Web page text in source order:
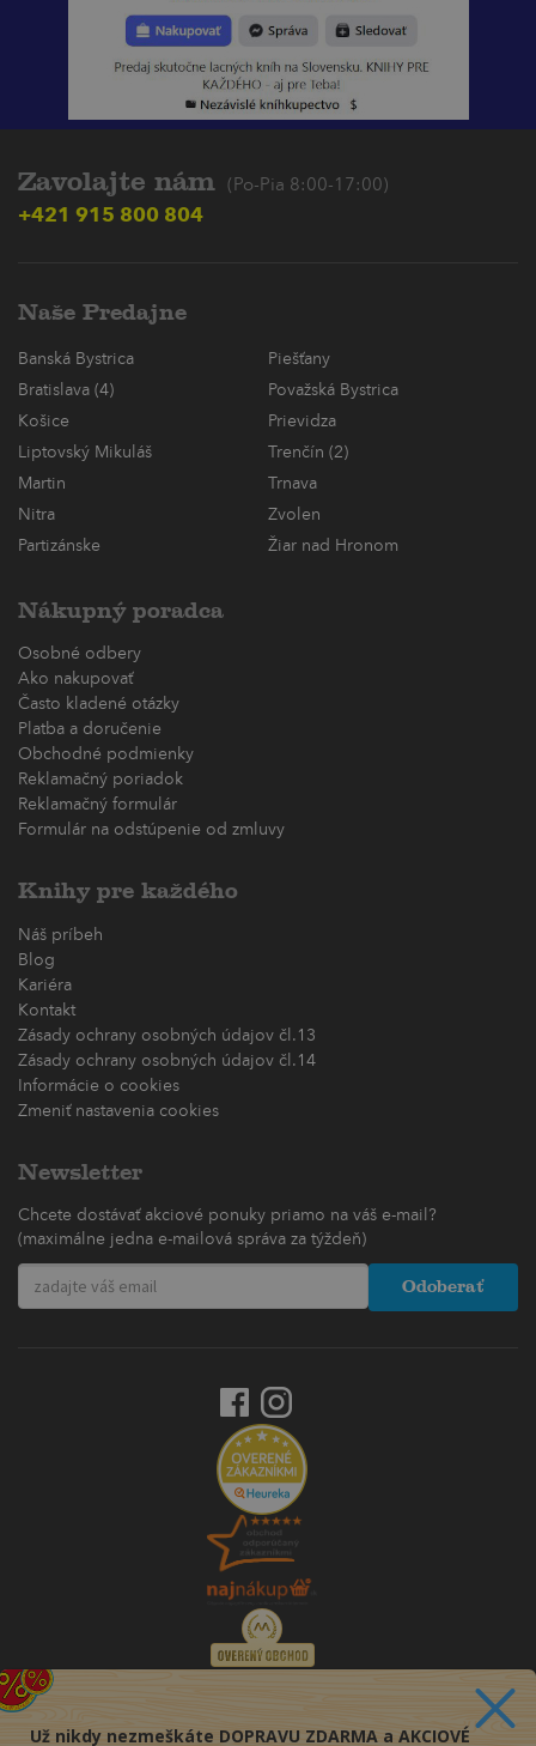
Zavolajte nám (Po-Pia 8:00-17:00)
+421 915 800 804
Naše Predajne
Banská Bystrica
Piešťany
Bratislava (4)
Považská Bystrica
Košice
Prievidza
Liptovský Mikuláš
Trenčín (2)
Martin
Trnava
Nitra
Zvolen
Partizánske
Žiar nad Hronom
Nákupný poradca
Osobné odbery
Ako nakupovať
Často kladené otázky
Platba a doručenie
Obchodné podmienky
Reklamačný poriadok
Reklamačný formulár
Formulár na odstúpenie od zmluvy
Knihy pre každého
Náš príbeh
Blog
Kariéra
Kontakt
Zásady ochrany osobných údajov čl.13
Zásady ochrany osobných údajov čl.14
Informácie o cookies
Zmeniť nastavenia cookies
Newsletter
Chcete dostávať akciové ponuky priamo na váš e-mail?
(maximálne jedna e-mailová správa za týždeň)
Odoberať
Už nikdy nezmeškáte DOPRAVU ZDARMA a AKCIOVÉ